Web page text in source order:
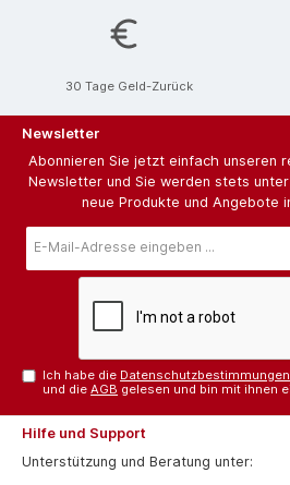
30 Tage Geld-Zurück
Newsletter
Abonnieren Sie jetzt einfach unseren
Newsletter und Sie werden stets
neue Produkte und Angebote
Mail-
Ich habe die Datenschutzbestimmungen
und dieAGB gelesen und bin mit ihnen
Hilfe und Support
Unterstützung und Beratung unter: